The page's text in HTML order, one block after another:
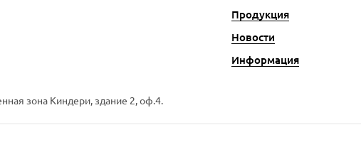
Продукция
Новости
Информация
зона Киндери, здание 2, оф.4.